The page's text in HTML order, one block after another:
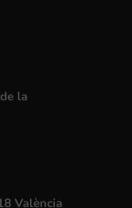
la
València